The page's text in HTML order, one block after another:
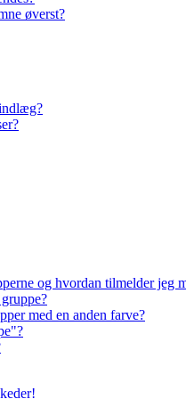
øverst?
og hvordan tilmelder jeg
med en anden farve?